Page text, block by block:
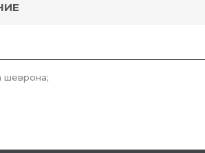
шеврона;